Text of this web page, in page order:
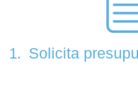
1. Solicita